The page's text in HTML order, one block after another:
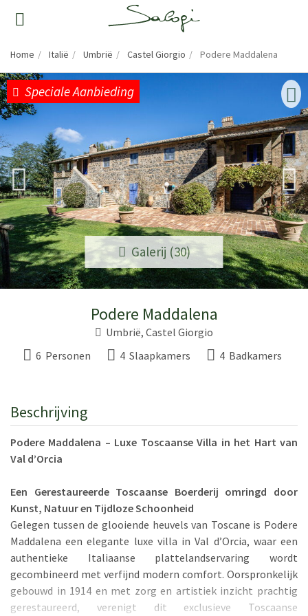
Home Italië Umbrië Castel Giorgio Podere Maddalena
Galerij (30)
Speciale Aanbieding
Podere Maddalena
Umbrië, Castel Giorgio
6 Personen
4 Slaapkamers 4 Badkamers
Beschrijving
Podere Maddalena – Luxe Toscaanse Villa in het Hart van
Val d’Orcia
Een Gerestaureerde Toscaanse Boerderij omringd door
Kunst, Natuur en Tijdloze Schoonheid
Gelegen tussen de glooiende heuvels van Toscane is Podere
Maddalena een elegante luxe villa in Val d’Orcia, waar een
authentieke Italiaanse plattelandservaring wordt
gecombineerd met verfijnd modern comfort. Oorspronkelijk
gebouwd in 1914 en met zorg en artistiek inzicht prachtig
gerestaureerd, verenigt dit exclusieve Toscaanse